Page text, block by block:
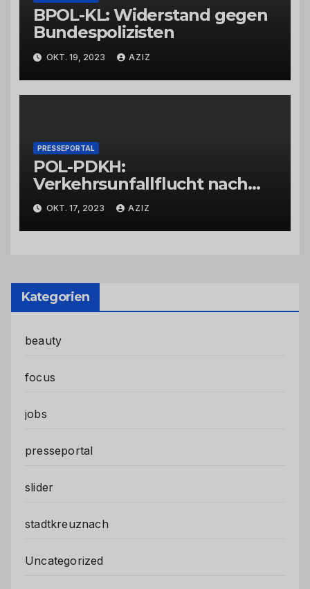
BPOL-KL: Widerstand gegen
Bundespolizisten
OKT. 19, 2023 AZIZ
PRESSEPORTAL
POL-PDKH:
Verkehrsunfallflucht nach
Abbiegevorgang
OKT. 17, 2023 AZIZ
Kategorien
beauty
focus
jobs
presseportal
slider
stadtkreuznach
Uncategorized